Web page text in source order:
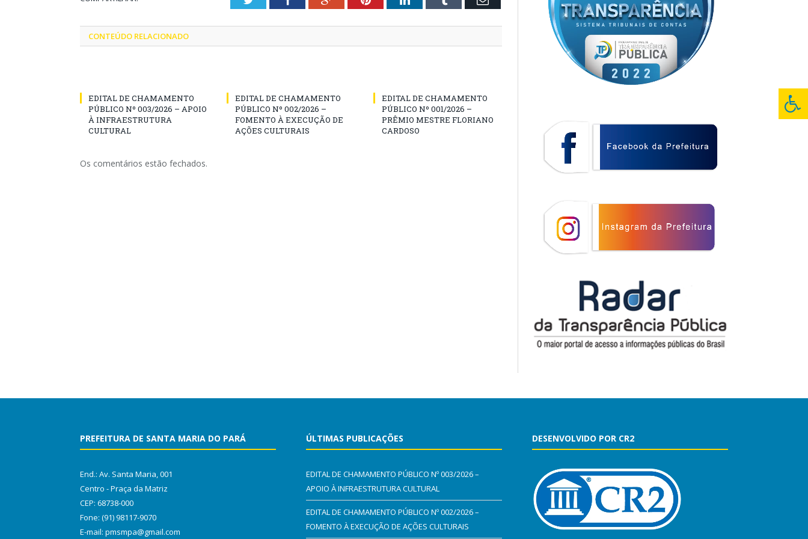
CONTEÚDO RELACIONADO
EDITAL DE CHAMAMENTO
PÚBLICO Nº 003/2026 – APOIO
À INFRAESTRUTURA
CULTURAL
EDITAL DE CHAMAMENTO
PÚBLICO Nº 002/2026 –
FOMENTO À EXECUÇÃO DE
AÇÕES CULTURAIS
EDITAL DE CHAMAMENTO
PÚBLICO Nº 001/2026 –
PRÊMIO MESTRE FLORIANO
CARDOSO
Os comentários estão fechados.
PREFEITURA DE SANTA MARIA DO PARÁ
End.: Av. Santa Maria, 001
Centro - Praça da Matriz
CEP: 68738-000
Fone: (91) 98117-9070
E-mail: pmsmpa@gmail.com
ÚLTIMAS PUBLICAÇÕES
EDITAL DE CHAMAMENTO PÚBLICO Nº 003/2026 –
APOIO À INFRAESTRUTURA CULTURAL
EDITAL DE CHAMAMENTO PÚBLICO Nº 002/2026 –
FOMENTO À EXECUÇÃO DE AÇÕES CULTURAIS
DESENVOLVIDO POR CR2